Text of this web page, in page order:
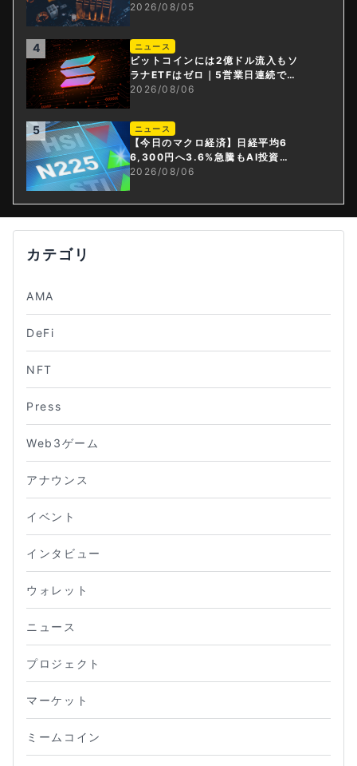
資産・ステーブルコイン課」新設
2026/08/05
4 ニュース
ビットコインには2億ドル流入もソ
ラナETFはゼロ｜5営業日連続で停
止
2026/08/06
5 ニュース
【今日のマクロ経済】日経平均6
6,300円へ3.6%急騰もAI投資回
収懸念が再燃
2026/08/06
カテゴリ
AMA
DeFi
NFT
Press
Web3ゲーム
アナウンス
イベント
インタビュー
ウォレット
ニュース
プロジェクト
マーケット
ミームコイン